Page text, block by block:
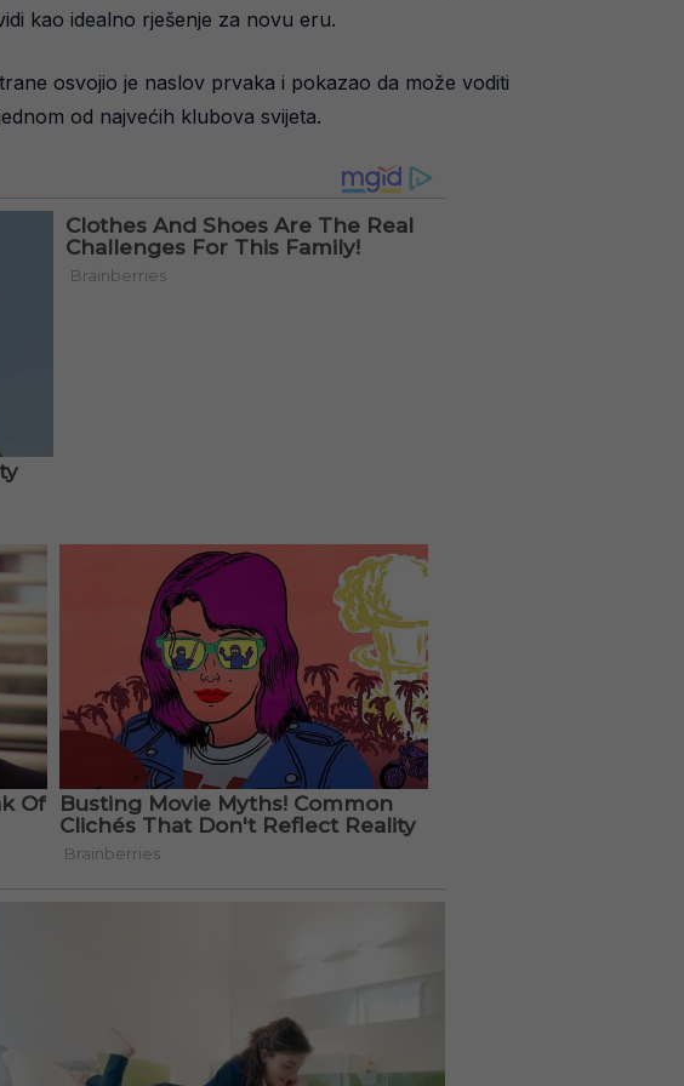
kao idealno rješenje za novu eru.
osvojio je naslov prvaka i pokazao da može voditi
od najvećih klubova svijeta.